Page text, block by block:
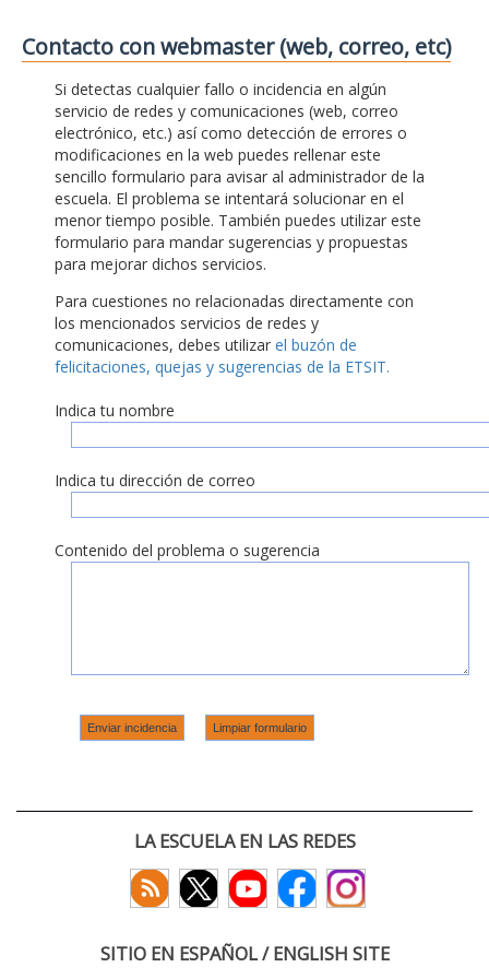
Contacto con webmaster (web, correo, etc)
Si detectas cualquier fallo o incidencia en algún
servicio de redes y comunicaciones (web, correo
electrónico, etc.) así como detección de errores o
modificaciones en la web puedes rellenar este
sencillo formulario para avisar al administrador de la
escuela. El problema se intentará solucionar en el
menor tiempo posible. También puedes utilizar este
formulario para mandar sugerencias y propuestas
para mejorar dichos servicios.
Para cuestiones no relacionadas directamente con
los mencionados servicios de redes y
comunicaciones, debes utilizar el buzón de
felicitaciones, quejas y sugerencias de la ETSIT.
Indica tu nombre
Indica tu dirección de correo
Contenido del problema o sugerencia
LA ESCUELA EN LAS REDES
SITIO EN ESPAÑOL / ENGLISH SITE